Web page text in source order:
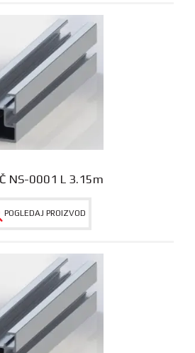
NS-0001 L 3.15m
POGLEDAJ PROIZVOD